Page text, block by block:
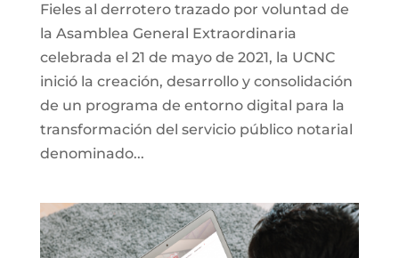
Fieles al derrotero trazado por voluntad de
la Asamblea General Extraordinaria
celebrada el 21 de mayo de 2021, la UCNC
inició la creación, desarrollo y consolidación
de un programa de entorno digital para la
transformación del servicio público notarial
denominado...